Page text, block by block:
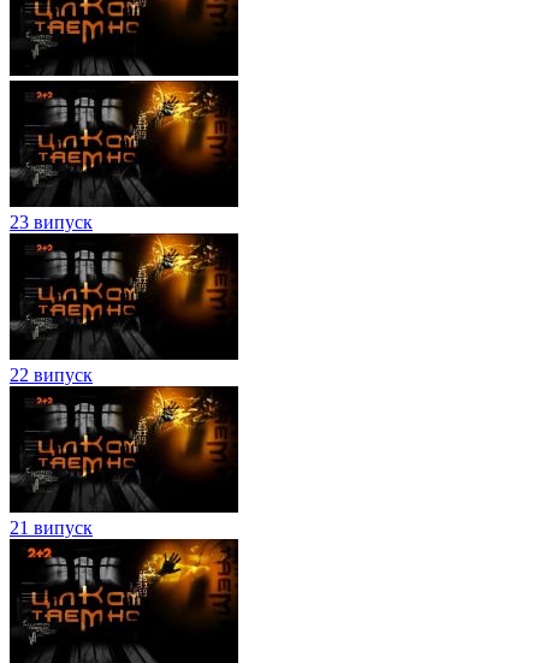
23 випуск
22 випуск
21 випуск